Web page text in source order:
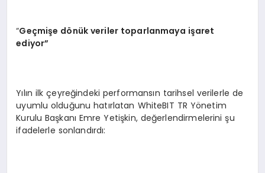
“Geçmişe dönük veriler toparlanmaya işaret
ediyor”
Yılın ilk çeyreğindeki performansın tarihsel verilerle de
uyumlu olduğunu hatırlatan WhiteBIT TR Yönetim
Kurulu Başkanı Emre Yetişkin, değerlendirmelerini şu
ifadelerle sonlandırdı: